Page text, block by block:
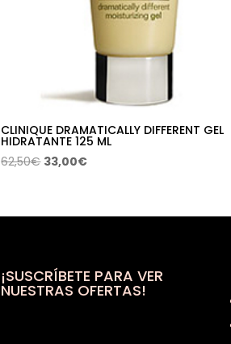
CLINIQUE DRAMATICALLY DIFFERENT GEL
HIDRATANTE 125 ML
62,50€ El
era:
33,00€El
es:
¡SUSCRÍBETE PARA VER
NUESTRAS OFERTAS!